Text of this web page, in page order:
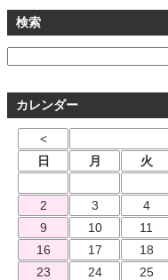
検索
カレンダー
<
日
月 火
2
3 4
9
10 11
16
17 18
23
24 25